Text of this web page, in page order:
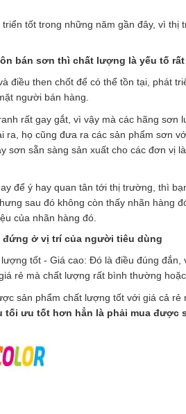
tốt trong những năm gần đây, vì
bán sơn thì chất lượng là yếu tố
điều then chốt để có thể tồn tại, phát
người bán hàng.
rất gay gắt, vì vậy mà các hãng sơn
ra, họ cũng đưa ra các sản phẩm sơn
sơn sẵn sàng sản xuất cho các đơn vị
để ý hay quan tân tới thị trường, thì
sau đó không còn thấy nhãn hàng
của nhãn hàng đó.
đứng ở vị trí của người tiêu dùng
tốt - Giá cao: Đó là điều đúng
rẻ mà chất lượng rất bình thường
sản phẩm chất lượng tốt với giá cả
tối ưu tốt hơn hẳn là phải mua được